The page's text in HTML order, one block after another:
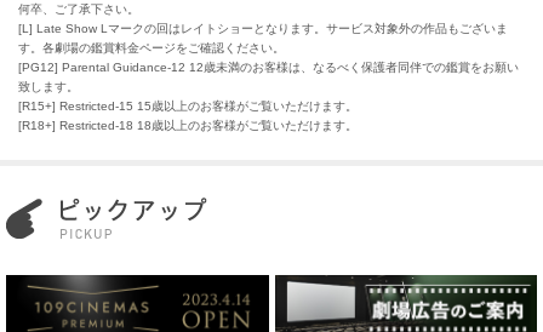
何卒、ご了承下さい。
[L] Late Show Lマークの回はレイトショーとなります。サービス対象外の作品もございま
す。各劇場の鑑賞料金ページをご確認ください。
[PG12] Parental Guidance-12 12歳未満のお客様は、なるべく保護者同伴での鑑賞をお願い
致します。
[R15+] Restricted-15 15歳以上のお客様がご覧いただけます。
[R18+] Restricted-18 18歳以上のお客様がご覧いただけます。